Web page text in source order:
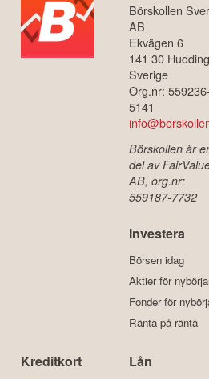
Börskollen
AB
Ekvägen 6
141 30
Sverige
Org.nr: 559236-
5141
Börskollen är
del av
AB, org.nr:
559187-7732
Investera
Börsen idag
Aktier för
Fonder för
Ränta på ränta
Kreditkort Lån